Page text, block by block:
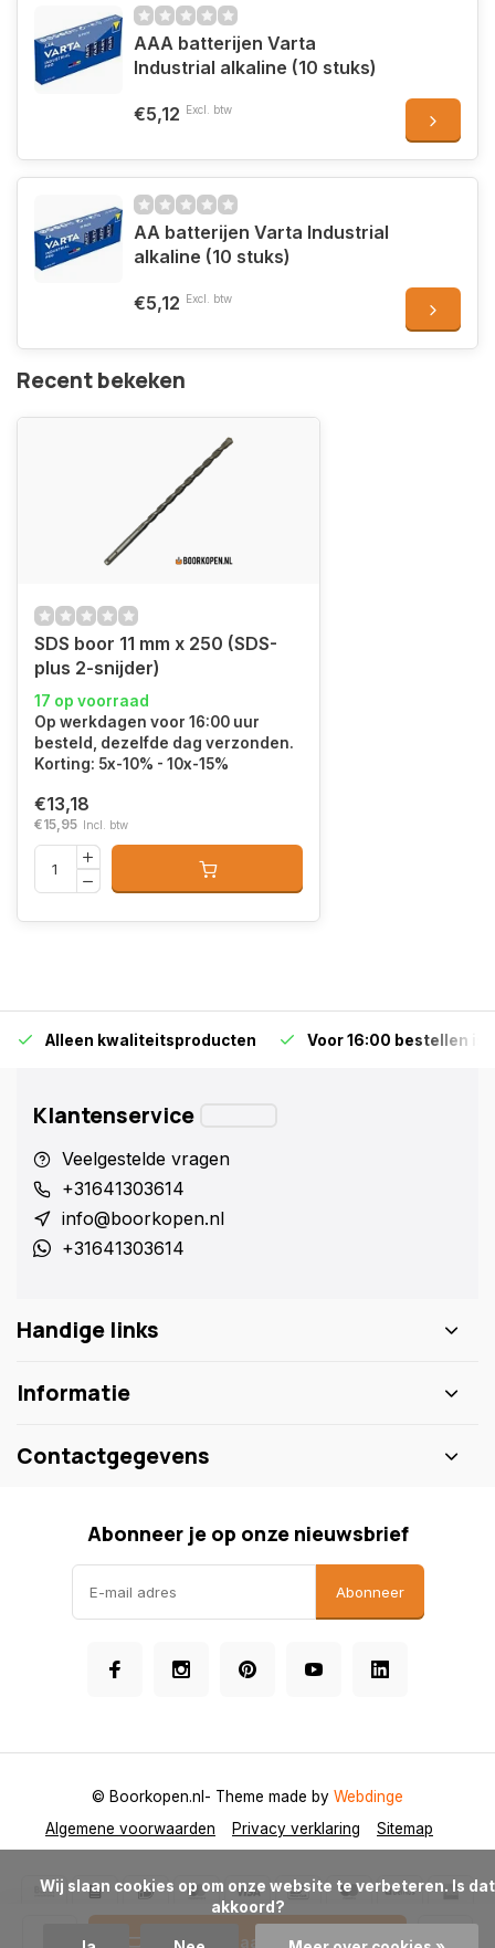
Toevoegen aan winkelwagen
AAA batterijen Varta
Industrial alkaline (10 stuks)
€5,12 Excl. btw
AA batterijen Varta Industrial
alkaline (10 stuks)
€5,12 Excl. btw
Recent bekeken
SDS boor 11 mm x 250 (SDS-
plus 2-snijder)
17 op voorraad
Op werkdagen voor 16:00 uur
besteld, dezelfde dag verzonden.
Korting: 5x-10% - 10x-15%
€13,18
€15,95 Incl. btw
Alleen kwaliteitsproducten Voor 16:00 bestellen is
Klantenservice
Veelgestelde vragen
+31641303614
info@boorkopen.nl
+31641303614
Handige links
Informatie
Contactgegevens
Abonneer je op onze nieuwsbrief
Abonneer
Algemene voorwaarden Privacy verklaring Sitemap
© Boorkopen.nl - Theme made by Webdinge
akkoord?